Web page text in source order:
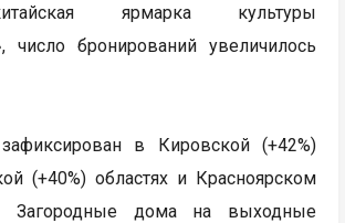
китайская ярмарка культуры
число бронирований увеличилось
в Кировской (+42%)
(+40%) областях и Красноярском
Загородные дома на выходные